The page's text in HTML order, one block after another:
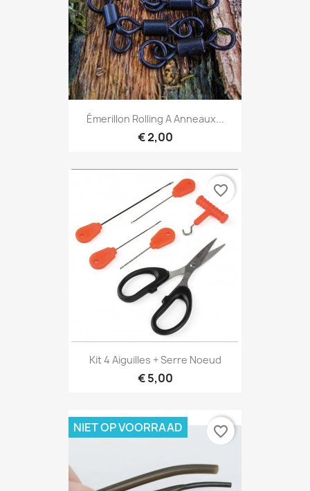
Émerillon Rolling A Anneaux...
€ 2,00
Kit 4 Aiguilles + Serre Noeud
€ 5,00
favorite_border
NIET OP VOORRAAD favorite_border